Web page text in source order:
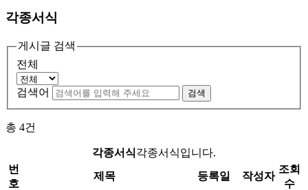
각종서식
게시글 검색
전체
검색어 검색
총 4건
각종서식각종서식입니다.
번
호
제목 등록일 작성자
조회
수